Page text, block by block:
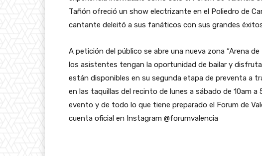
Tañón ofreció un show electrizante en el Poliedro de
cantante deleitó a sus fanáticos con sus grandes
A petición del público se abre una nueva zona “Arena
los asistentes tengan la oportunidad de bailar y
están disponibles en su segunda etapa de preventa a
en las taquillas del recinto de lunes a sábado de 10am
evento y de todo lo que tiene preparado el Forum de
cuenta oficial en Instagram @forumvalencia